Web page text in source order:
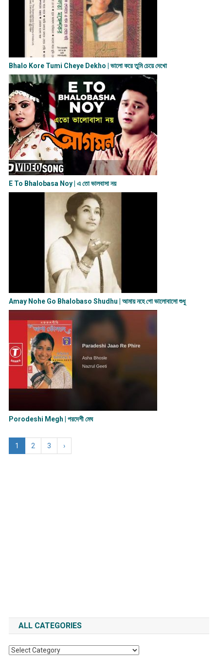
Bhalo Kore Tumi Cheye Dekho | ভালো করে তুমি চেয়ে দেখো
E To Bhalobasa Noy | এ তো ভালবাসা ন​য়
Amay Nohe Go Bhalobaso Shudhu | আমায় নহে গো ভালোবাসো শুধু
Porodeshi Megh | পরদেশী মেঘ
1 2 3 ›
ALL CATEGORIES
All